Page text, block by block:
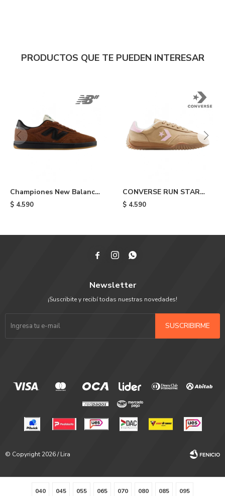
040 045 055 065 070 080 085 095
PRODUCTOS QUE TE PUEDEN INTERESAR
Championes New Balance
440 - Tnt
$ 4.590
CONVERSE RUN STAR
TRAINER - Beige
$ 4.590
  
Newsletter
¡Suscribite y recibí todas nuestras novedades!
SUSCRIBIRME
© Copyright 2026 / Lira